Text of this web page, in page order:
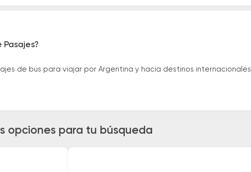
de bus para viajar por Argentina y hacia destinos
opciones para tu búsqueda